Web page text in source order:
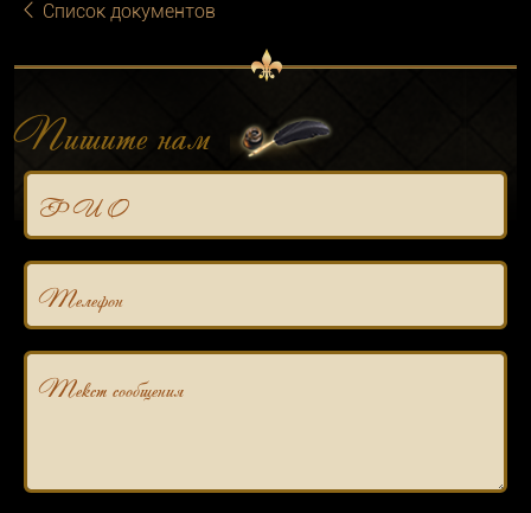
Список документов
Пишите нам
Ф И О
Телефон
Текст сообщения